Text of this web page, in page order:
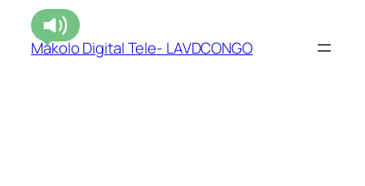
Makolo Digital Tele- LAVDCONGO